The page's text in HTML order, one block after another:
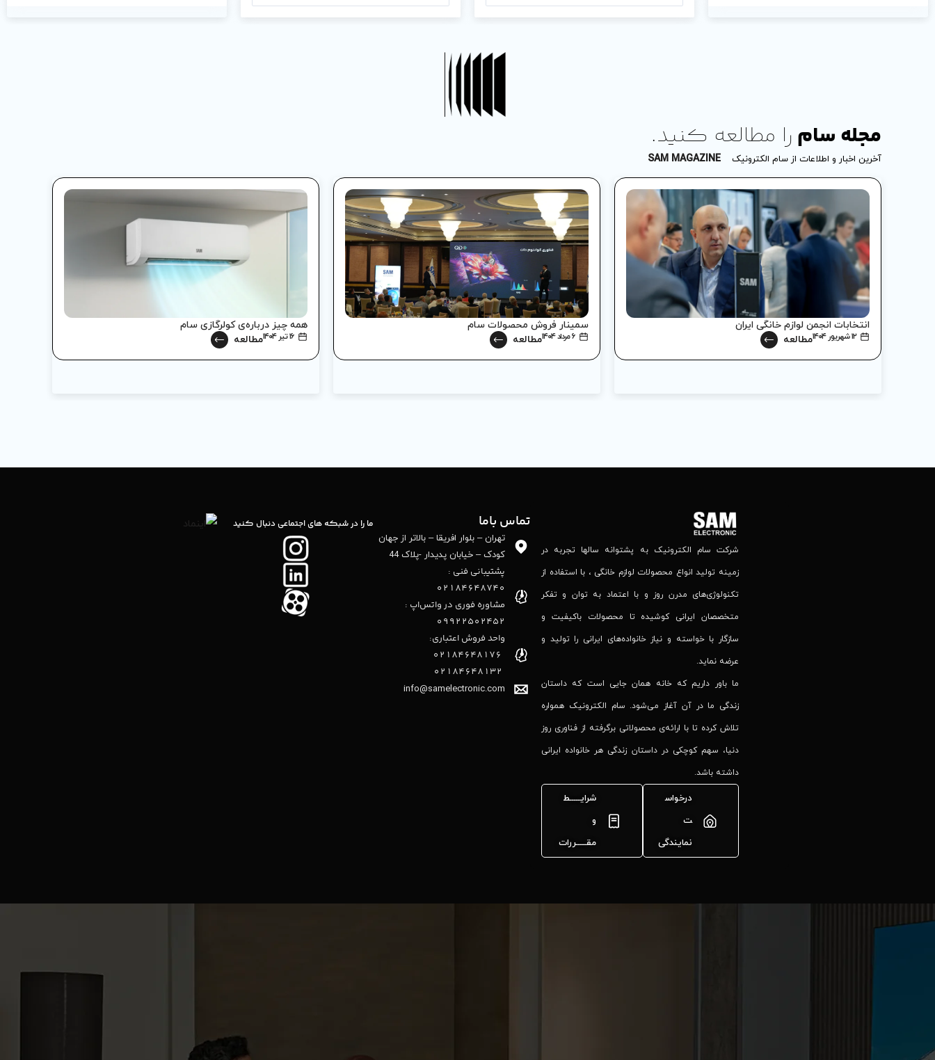
مجله سامرا مطالعه کنید.
آخرین اخبار و اطلاعات از سام الکترونیک SAM MAGAZINE
انتخابات انجمن لوازم خانگی ایران
۱۲ شهریور ۱۴۰۴ مطالعه
سمینار فروش محصولات سام
۶ مرداد ۱۴۰۴ مطالعه
همه چیز درباره‌ی کولرگازی سام
۱۶ تیر ۱۴۰۴ مطالعه
شرکت سام الکترونیک به پشتوانه‌ سالها تجربه در
زمینه تولید انواع محصولات لوازم خانگی ، با استفاده از
تکنولوژی‌های مدرن روز و با اعتماد به توان و تفکر
متخصصان ایرانی کوشیده تا محصولات باکیفیت و
سازگار با خواسته و نیاز خانواده‌های ایرانی را تولید و
عرضه نماید.
ما باور داریم که خانه همان جایی است که داستان
زندگی ما در آن آغاز می‌شود. سام الکترونیک همواره
تلاش کرده تا با ارائه‌ی محصولاتی برگرفته از فناوری روز
دنیا، سهم کوچکی در داستان زندگی هر خانواده ایرانی
داشته باشد.
درخواس
ت
نمایندگی
شرایـــــط
و
مقـــــررات
تماس باما
تهران – بلوار افریقا – بالاتر از جهان
کودک – خیابان پدیدار -پلاک 44
پشتیبانی فنی :
02184648740
مشاوره فوری در واتس‌اپ :
09922502452
واحد فروش اعتباری:
info@samelectronic.com
ما را در شبکه های اجتماعی دنبال کنید